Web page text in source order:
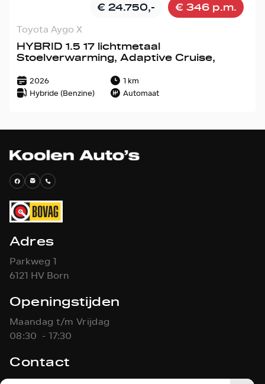
€ 24.750,- € 346 p.m.
Toyota Aygo X
HYBRID 1.5 17 lichtmetaal
Stoelverwarming, Adaptive Cruise,
2026
1 km
Hybride (Benzine)
Automaat
Adres
Parkweg 1
6121 HV Born
Openingstijden
Maandag t/m Vrijdag
08:30 - 17:30
Contact